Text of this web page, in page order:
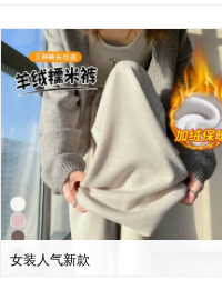
女装人气新款